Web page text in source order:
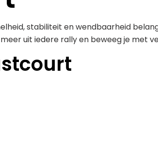
stabiliteit en wendbaarheid
uit iedere rally en beweeg je met